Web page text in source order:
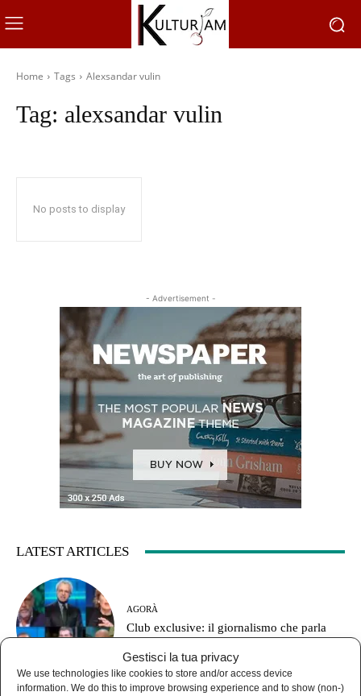
Gestisci la tua privacy
We use technologies like cookies to store and/or access device
information. We do this to improve browsing experience and to show (non-)
Home Tags Alexsandar vulin
Tag: alexsandar vulin
No posts to display
- Advertisement -
LATEST ARTICLES
AGORÀ
Club exclusive: il giornalismo che parla
solo con sé stesso